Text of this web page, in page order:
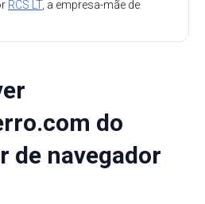
RCS LT, a empresa-mãe de
do
de navegador